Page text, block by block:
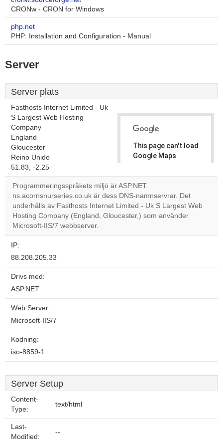
CRONw - CRON for Windows
php.net
PHP: Installation and Configuration - Manual
Server
Server plats
Fasthosts Internet Limited - Uk
S Largest Web Hosting
Company
England
Gloucester
Reino Unido
51.83, -2.25
This page can't load
Google Maps
Do you
own this
website?
OK
Programmeringsspråkets miljö är ASP.NET.
ns.acornsnurseries.co.uk är dess DNS-namnservrar. Det
underhålls av Fasthosts Internet Limited - Uk S Largest Web
Hosting Company (England, Gloucester,) som använder
Microsoft-IIS/7 webbserver.
IP:
88.208.205.33
Drivs med:
ASP.NET
Web Server:
Microsoft-IIS/7
Kodning:
iso-8859-1
Server Setup
Content-
Type:
text/html
Last-
Modified:
--